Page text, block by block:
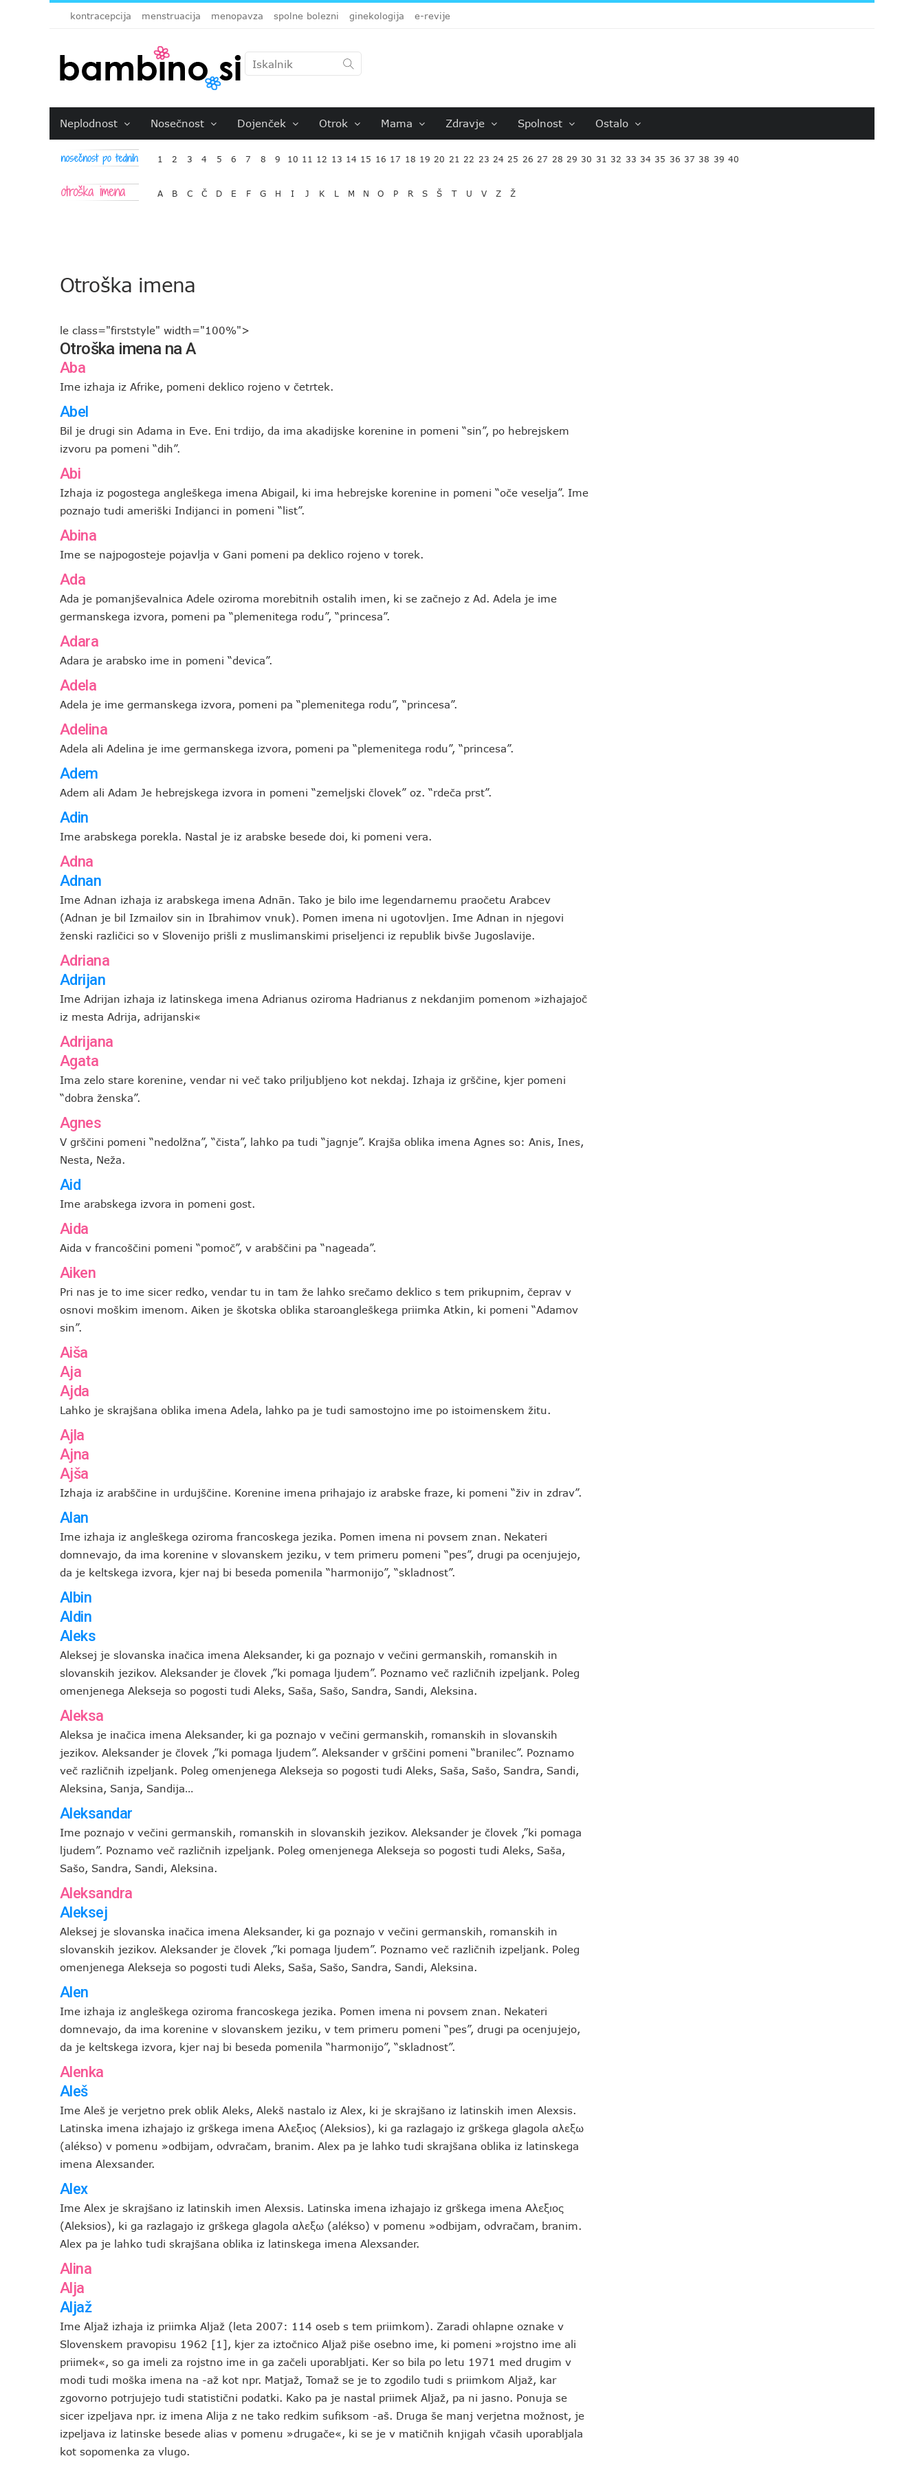
kontracepcija menstruacija menopavza spolne bolezni ginekologija e-revije
Neplodnost Nosečnost Dojenček Otrok Mama Zdravje Spolnost Ostalo
1 2 3 4 5 6 7 8 9 10 11 12 13 14 15 16 17 18 19 20 21 22 23 24 25 26 27 28 29 30 31 32 33 34 35 36 37 38 39 40
A B C Č D E F G H I J K L M N O P R S Š T U V Z Ž
Otroška imena
le class="firststyle" width="100%">
Otroška imena na A
Aba
Ime izhaja iz Afrike, pomeni deklico rojeno v četrtek.
Abel
Bil je drugi sin Adama in Eve. Eni trdijo, da ima akadijske korenine in pomeni “sin”, po hebrejskem
izvoru pa pomeni “dih”.
Abi
Izhaja iz pogostega angleškega imena Abigail, ki ima hebrejske korenine in pomeni “oče veselja”. Ime
poznajo tudi ameriški Indijanci in pomeni “list”.
Abina
Ime se najpogosteje pojavlja v Gani pomeni pa deklico rojeno v torek.
Ada
Ada je pomanjševalnica Adele oziroma morebitnih ostalih imen, ki se začnejo z Ad. Adela je ime
germanskega izvora, pomeni pa “plemenitega rodu”, “princesa”.
Adara
Adara je arabsko ime in pomeni “devica”.
Adela
Adela je ime germanskega izvora, pomeni pa “plemenitega rodu”, “princesa”.
Adelina
Adela ali Adelina je ime germanskega izvora, pomeni pa “plemenitega rodu”, “princesa”.
Adem
Adem ali Adam Je hebrejskega izvora in pomeni “zemeljski človek” oz. “rdeča prst”.
Adin
Ime arabskega porekla. Nastal je iz arabske besede doi, ki pomeni vera.
Adna
Adnan
Ime Adnan izhaja iz arabskega imena Adnān. Tako je bilo ime legendarnemu praočetu Arabcev
(Adnan je bil Izmailov sin in Ibrahimov vnuk). Pomen imena ni ugotovljen. Ime Adnan in njegovi
ženski različici so v Slovenijo prišli z muslimanskimi priseljenci iz republik bivše Jugoslavije.
Adriana
Adrijan
Ime Adrijan izhaja iz latinskega imena Adrianus oziroma Hadrianus z nekdanjim pomenom »izhajajoč
iz mesta Adrija, adrijanski«
Adrijana
Agata
Ima zelo stare korenine, vendar ni več tako priljubljeno kot nekdaj. Izhaja iz grščine, kjer pomeni
“dobra ženska”.
Agnes
V grščini pomeni “nedolžna”, “čista”, lahko pa tudi “jagnje”. Krajša oblika imena Agnes so: Anis, Ines,
Nesta, Neža.
Aid
Ime arabskega izvora in pomeni gost.
Aida
Aida v francoščini pomeni “pomoč”, v arabščini pa “nageada”.
Aiken
Pri nas je to ime sicer redko, vendar tu in tam že lahko srečamo deklico s tem prikupnim, čeprav v
osnovi moškim imenom. Aiken je škotska oblika staroangleškega priimka Atkin, ki pomeni “Adamov
sin”.
Aiša
Aja
Ajda
Lahko je skrajšana oblika imena Adela, lahko pa je tudi samostojno ime po istoimenskem žitu.
Ajla
Ajna
Ajša
Izhaja iz arabščine in urdujščine. Korenine imena prihajajo iz arabske fraze, ki pomeni “živ in zdrav”.
Alan
Ime izhaja iz angleškega oziroma francoskega jezika. Pomen imena ni povsem znan. Nekateri
domnevajo, da ima korenine v slovanskem jeziku, v tem primeru pomeni “pes”, drugi pa ocenjujejo,
da je keltskega izvora, kjer naj bi beseda pomenila “harmonijo”, “skladnost”.
Albin
Aldin
Aleks
Aleksej je slovanska inačica imena Aleksander, ki ga poznajo v večini germanskih, romanskih in
slovanskih jezikov. Aleksander je človek ,”ki pomaga ljudem”. Poznamo več različnih izpeljank. Poleg
omenjenega Alekseja so pogosti tudi Aleks, Saša, Sašo, Sandra, Sandi, Aleksina.
Aleksa
Aleksa je inačica imena Aleksander, ki ga poznajo v večini germanskih, romanskih in slovanskih
jezikov. Aleksander je človek ,”ki pomaga ljudem”. Aleksander v grščini pomeni “branilec”. Poznamo
več različnih izpeljank. Poleg omenjenega Alekseja so pogosti tudi Aleks, Saša, Sašo, Sandra, Sandi,
Aleksina, Sanja, Sandija…
Aleksandar
Ime poznajo v večini germanskih, romanskih in slovanskih jezikov. Aleksander je človek ,”ki pomaga
ljudem”. Poznamo več različnih izpeljank. Poleg omenjenega Alekseja so pogosti tudi Aleks, Saša,
Sašo, Sandra, Sandi, Aleksina.
Aleksandra
Aleksej
Aleksej je slovanska inačica imena Aleksander, ki ga poznajo v večini germanskih, romanskih in
slovanskih jezikov. Aleksander je človek ,”ki pomaga ljudem”. Poznamo več različnih izpeljank. Poleg
omenjenega Alekseja so pogosti tudi Aleks, Saša, Sašo, Sandra, Sandi, Aleksina.
Alen
Ime izhaja iz angleškega oziroma francoskega jezika. Pomen imena ni povsem znan. Nekateri
domnevajo, da ima korenine v slovanskem jeziku, v tem primeru pomeni “pes”, drugi pa ocenjujejo,
da je keltskega izvora, kjer naj bi beseda pomenila “harmonijo”, “skladnost”.
Alenka
Aleš
Ime Aleš je verjetno prek oblik Aleks, Alekš nastalo iz Alex, ki je skrajšano iz latinskih imen Alexsis.
Latinska imena izhajajo iz grškega imena Αλεξιoς (Aleksios), ki ga razlagajo iz grškega glagola αλεξω
(alékso) v pomenu »odbijam, odvračam, branim. Alex pa je lahko tudi skrajšana oblika iz latinskega
imena Alexsander.
Alex
Ime Alex je skrajšano iz latinskih imen Alexsis. Latinska imena izhajajo iz grškega imena Αλεξιoς
(Aleksios), ki ga razlagajo iz grškega glagola αλεξω (alékso) v pomenu »odbijam, odvračam, branim.
Alex pa je lahko tudi skrajšana oblika iz latinskega imena Alexsander.
Alina
Alja
Aljaž
Ime Aljaž izhaja iz priimka Aljaž (leta 2007: 114 oseb s tem priimkom). Zaradi ohlapne oznake v
Slovenskem pravopisu 1962 [1], kjer za iztočnico Aljaž piše osebno ime, ki pomeni »rojstno ime ali
priimek«, so ga imeli za rojstno ime in ga začeli uporabljati. Ker so bila po letu 1971 med drugim v
modi tudi moška imena na -až kot npr. Matjaž, Tomaž se je to zgodilo tudi s priimkom Aljaž, kar
zgovorno potrjujejo tudi statistični podatki. Kako pa je nastal priimek Aljaž, pa ni jasno. Ponuja se
sicer izpeljava npr. iz imena Alija z ne tako redkim sufiksom -aš. Druga še manj verjetna možnost, je
izpeljava iz latinske besede alias v pomenu »drugače«, ki se je v matičnih knjigah včasih uporabljala
kot sopomenka za vlugo.